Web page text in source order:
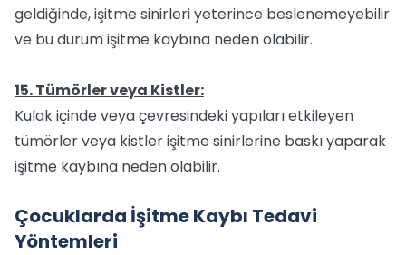
geldiğinde, işitme sinirleri yeterince beslenemeyebilir
ve bu durum işitme kaybına neden olabilir.
15. Tümörler veya Kistler:
Kulak içinde veya çevresindeki yapıları etkileyen
tümörler veya kistler işitme sinirlerine baskı yaparak
işitme kaybına neden olabilir.
Çocuklarda İşitme Kaybı Tedavi
Yöntemleri